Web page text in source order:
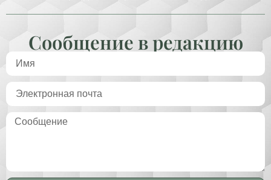
Сообщение в редакцию